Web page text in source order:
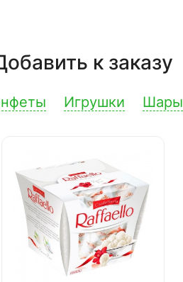
к заказу
Игрушки Шары